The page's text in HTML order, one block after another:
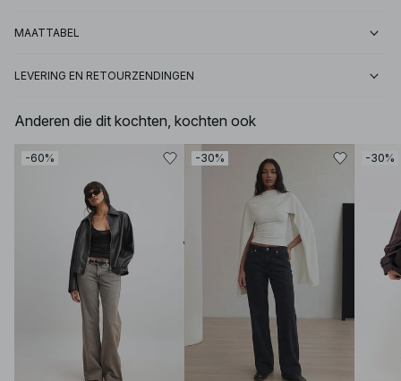
MAATTABEL
LEVERING EN RETOURZENDINGEN
Anderen die dit kochten, kochten ook
-60% -30% -30%